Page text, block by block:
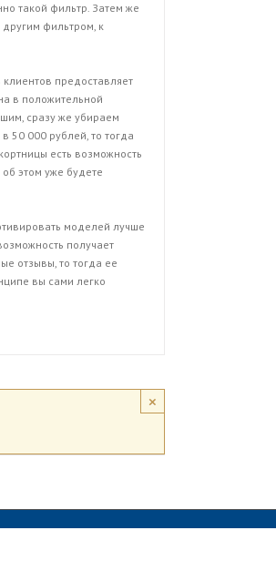
такой фильтр. Затем же
фильтром, к
предоставляет
в положительной
сразу же убираем
50 000 рублей, то тогда
есть возможность
этом уже будете
моделей лучше
получает
отзывы, то тогда ее
вы сами легко
×